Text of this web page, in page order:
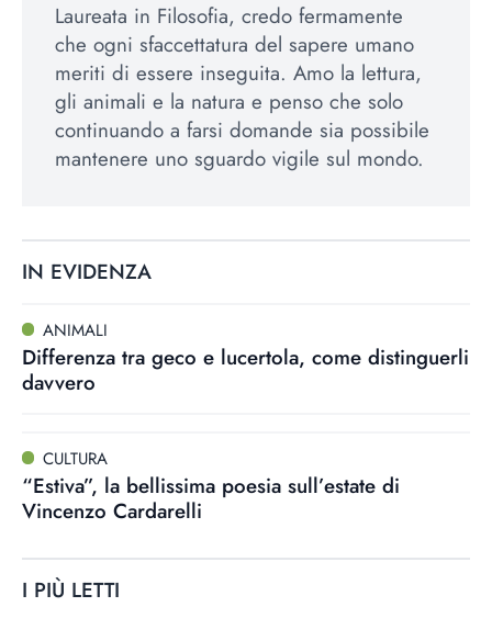
Laureata in Filosofia, credo fermamente
che ogni sfaccettatura del sapere umano
meriti di essere inseguita. Amo la lettura,
gli animali e la natura e penso che solo
continuando a farsi domande sia possibile
mantenere uno sguardo vigile sul mondo.
IN EVIDENZA
ANIMALI
Differenza tra geco e lucertola, come distinguerli
davvero
CULTURA
“Estiva”, la bellissima poesia sull’estate di
Vincenzo Cardarelli
I PIÙ LETTI